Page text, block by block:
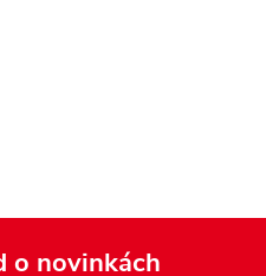
o novinkách